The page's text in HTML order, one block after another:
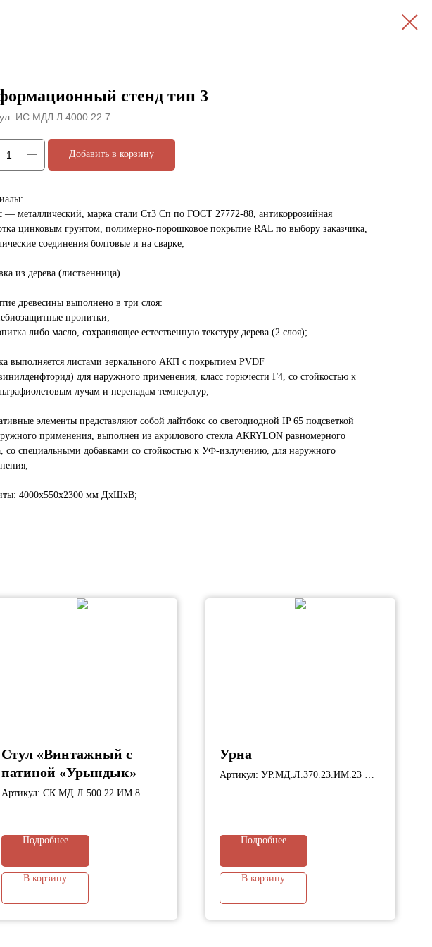
стенд тип 3
ИС.МДЛ.Л.4000.22.7
Добавить в корзину
— металлический, марка стали Ст3 Сп по ГОСТ 27772-88, антикоррозийная
цинковым грунтом, полимерно-порошковое покрытие RAL по выбору заказчика,
соединения болтовые и на сварке;
из дерева (лиственница).
древесины выполнено в три слоя:
пропитки;
либо масло, сохраняющее естественную текстуру дерева (2 слоя);
выполняется листами зеркального АКП с покрытием PVDF
для наружного применения, класс горючести Г4, со стойкостью к
лучам и перепадам температур;
элементы представляют собой лайтбокс со светодиодной IP 65 подсветкой
применения, выполнен из акрилового стекла AKRYLON равномерного
со специальными добавками со стойкостью к УФ-излучению, для наружного
4000х550х2300 мм ДхШхВ;
Стул «Винтажный с
патиной «Урындык»
Артикул: СК.МД.Л.500.22.ИМ.8
Подробнее
В корзину
Урна
Артикул: УР.МД.Л.370.23.ИМ.23
Подробнее
В корзину